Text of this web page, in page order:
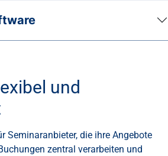
und
Seminaranbieter, die ihre Angebote
zentral verarbeiten und